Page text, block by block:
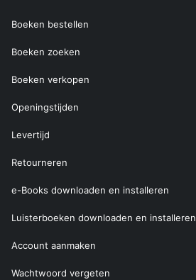
Boeken bestellen
Boeken zoeken
Boeken verkopen
Openingstijden
Levertijd
Retourneren
e-Books downloaden en installeren
Luisterboeken downloaden en installeren
Account aanmaken
Wachtwoord vergeten